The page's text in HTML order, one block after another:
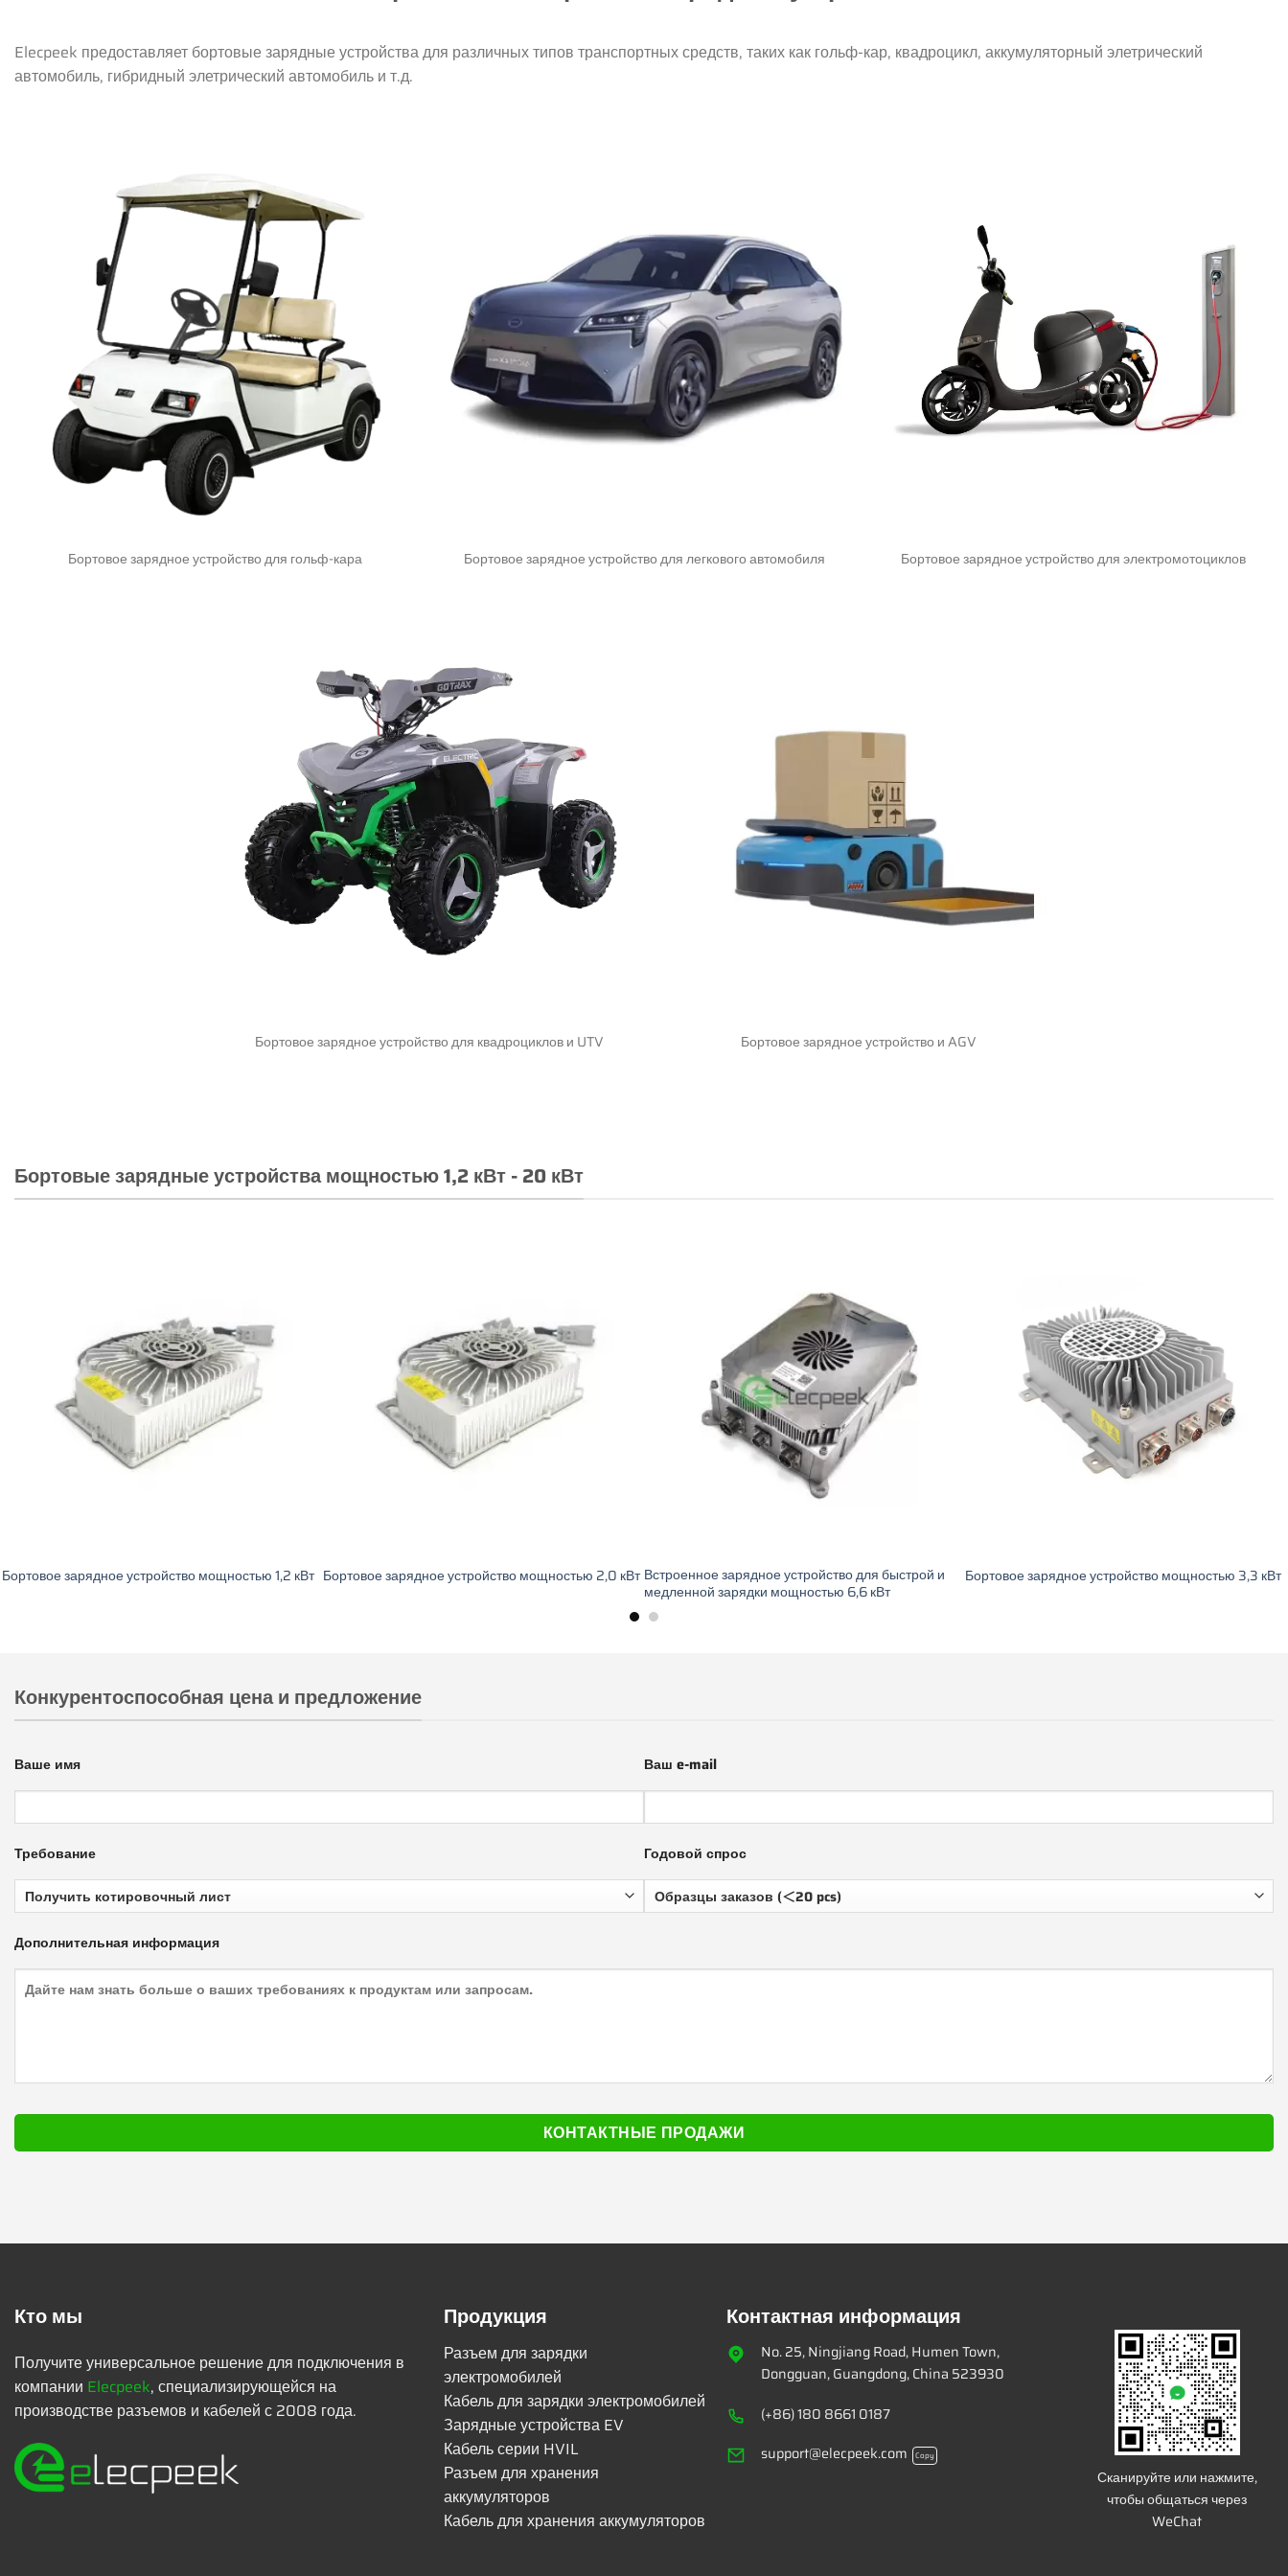
Elecpeek предоставляет бортовые зарядные устройства для различных типов транспортных средств, таких как гольф-кар, квадроцикл, аккумуляторный элетрический
автомобиль, гибридный элетрический автомобиль и т.д.
Бортовое зарядное устройство для гольф-кара Бортовое зарядное устройство для легкового автомобиля Бортовое зарядное устройство для электромотоциклов
Бортовое зарядное устройство для квадроциклов и UTV Бортовое зарядное устройство и AGV
Бортовые зарядные устройства мощностью 1,2 кВт - 20 кВт
Бортовое зарядное устройство мощностью 1,2 кВт Бортовое зарядное устройство мощностью 2,0 кВт
Двунаправленное зарядное устройство
Бортовое зарядное устройство с жидкостным
Конкурентоспособная цена и предложение
Ваше имя Ваш e-mail
Требование Годовой спрос
Дополнительная информация
Кто мы
Получите универсальное решение для подключения в
компании Elecpeek, специализирующейся на
производстве разъемов и кабелей с 2008 года.
Продукция
Разъем для зарядки
электромобилей
Кабель для зарядки электромобилей
Зарядные устройства EV
Кабель серии HVIL
Разъем для хранения
аккумуляторов
Кабель для хранения аккумуляторов
Контактная информация
No. 25, Ningjiang Road, Humen Town,
Dongguan, Guangdong, China 523930
(+86) 180 8661 0187
support@elecpeek.com
Copy
Сканируйте или нажмите,
чтобы общаться через
WeChat